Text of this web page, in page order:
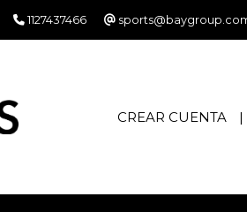
1127437466
CREAR CUENTA